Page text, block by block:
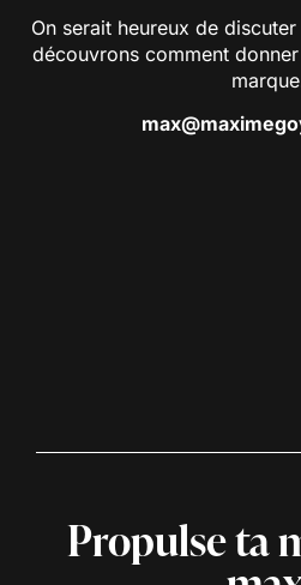
On serait heureux de
découvrons comment
Propulse ta